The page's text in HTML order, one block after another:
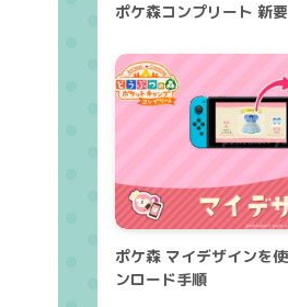
ポケ森コンプリート 新
ポケ森 マイデザインを
ンロード手順